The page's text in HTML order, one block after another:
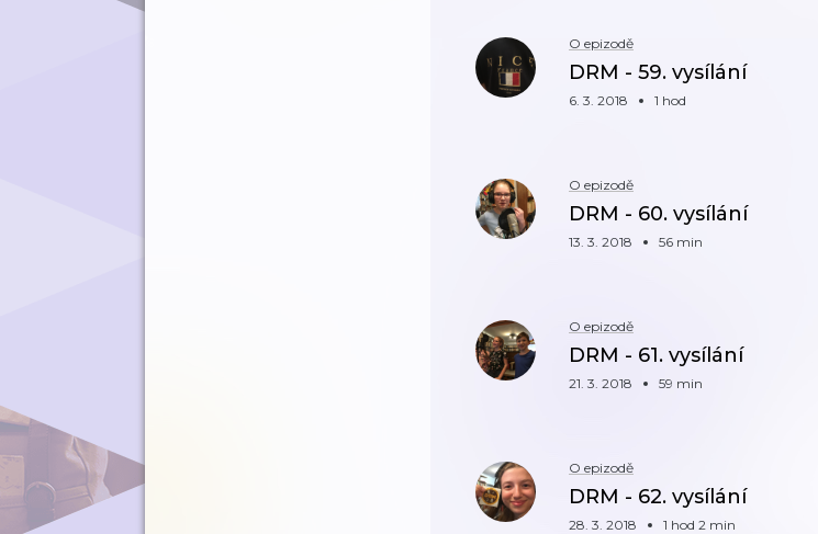
O epizodě
DRM - 59. vysílání
6. 3. 2018 1 hod
O epizodě
DRM - 60. vysílání
13. 3. 2018 56 min
O epizodě
DRM - 61. vysílání
21. 3. 2018 59 min
O epizodě
DRM - 62. vysílání
28. 3. 2018 1 hod 2 min